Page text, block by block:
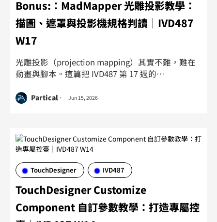
Bonus:：MadMapper 光雕投影教學：
描圖、遮罩與投影機規格判讀｜IVD487
W17
Partical Jun 15, 2026
光雕投影（projection mapping）其實不難，難在
動畫與腳本。這篇把 IVD487 第 17 週的
硬體、投影機五大規格判讀（ANSI 流明、支援 vs
Invert Mask 與立體逐面 mapping。附投影機規格
表與章節時間戳，上完課回來掃一遍就能接回來。
TouchDesigner IVD487
TouchDesigner Customize
Component 自訂參數教學：打造專屬控